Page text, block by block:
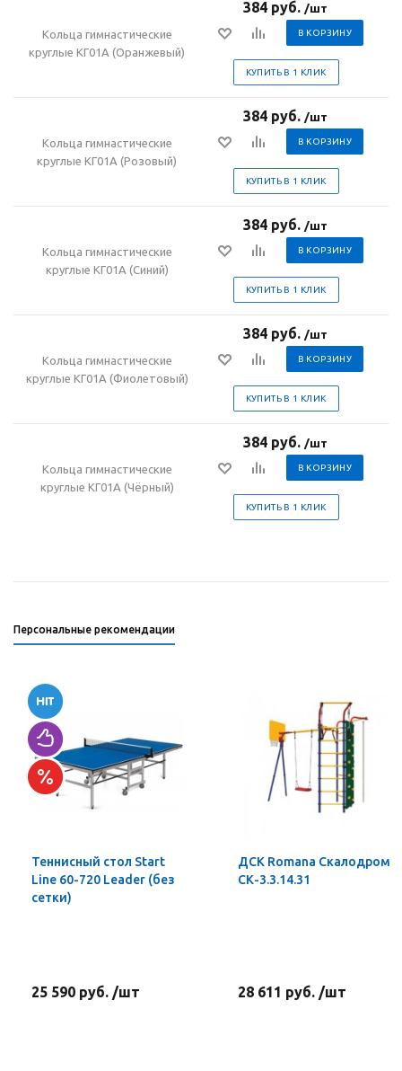
Кольца гимнастические
круглые КГ01А (Оранжевый)
384 руб. /шт
В КОРЗИНУ
КУПИТЬ В 1 КЛИК
Кольца гимнастические
круглые КГ01А (Розовый)
384 руб. /шт
В КОРЗИНУ
КУПИТЬ В 1 КЛИК
Кольца гимнастические
круглые КГ01А (Синий)
384 руб. /шт
В КОРЗИНУ
КУПИТЬ В 1 КЛИК
Кольца гимнастические
круглые КГ01А (Фиолетовый)
384 руб. /шт
В КОРЗИНУ
КУПИТЬ В 1 КЛИК
Кольца гимнастические
круглые КГ01А (Чёрный)
384 руб. /шт
В КОРЗИНУ
КУПИТЬ В 1 КЛИК
Персональные рекомендации
Теннисный стол Start
Line 60-720 Leader (без
сетки)
25 590 руб. /шт
ДСК Romana Скалодром
СК-3.3.14.31
28 611 руб. /шт